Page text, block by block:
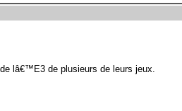
lâ€™E3 de plusieurs de leurs jeux.